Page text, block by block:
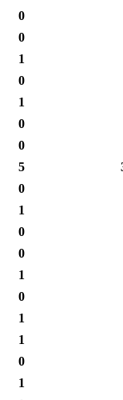
0
0
1
0
1
0
0
5
0
1
0
0
1
0
1
1
0
1